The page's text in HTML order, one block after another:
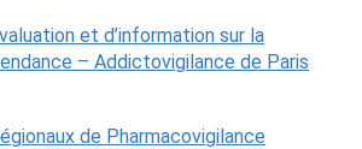
et d’information sur la
– Addictovigilance de Paris
de Pharmacovigilance